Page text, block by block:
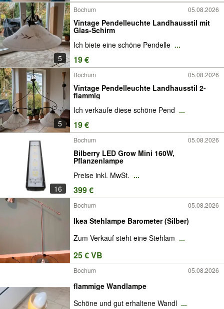
5
Bochum 05.08.2026
Vintage Pendelleuchte Landhausstil mit
Glas-Schirm
Ich biete eine schöne Pendelle ...
19 €
5
Bochum 05.08.2026
Vintage Pendelleuchte Landhausstil 2-
flammig
Ich verkaufe diese schöne Pend ...
19 €
16
Bochum 05.08.2026
Bilberry LED Grow Mini 160W,
Pflanzenlampe
Preise inkl. MwSt. ...
399 €
Bochum 05.08.2026
Ikea Stehlampe Barometer (Silber)
Zum Verkauf steht eine Stehlam ...
25 € VB
Bochum 05.08.2026
flammige Wandlampe
Schöne und gut erhaltene Wandl ...